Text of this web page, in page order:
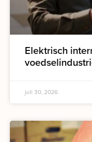
Elektrisch
juli 30, 2026